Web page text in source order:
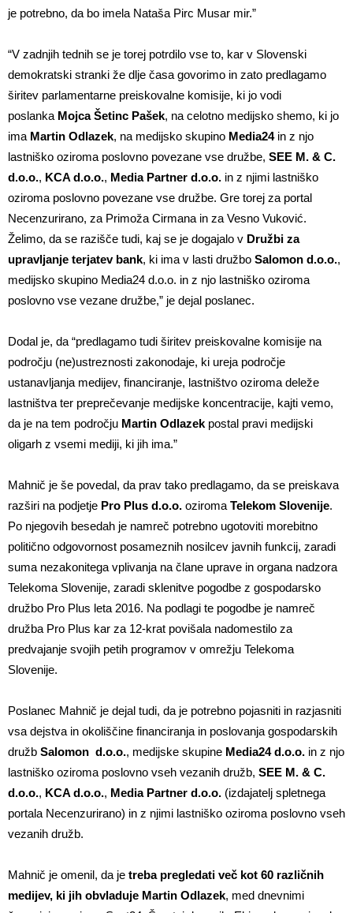
je potrebno, da bo imela Nataša Pirc Musar mir.”
“V zadnjih tednih se je torej potrdilo vse to, kar v Slovenski
demokratski stranki že dlje časa govorimo in zato predlagamo
širitev parlamentarne preiskovalne komisije, ki jo vodi
poslanka Mojca Šetinc Pašek, na celotno medijsko shemo, ki jo
ima Martin Odlazek, na medijsko skupino Media24in z njo
lastniško oziroma poslovno povezane vse družbe, SEE M. & C.
d.o.o., KCA d.o.o., Media Partner d.o.o. in z njimi lastniško
oziroma poslovno povezane vse družbe. Gre torej za portal
Necenzurirano, za Primoža Cirmana in za Vesno Vuković.
Želimo, da se razišče tudi, kaj se je dogajalo v Družbi za
upravljanje terjatev bank, ki ima v lasti družbo Salomon d.o.o.,
medijsko skupino Media24 d.o.o. in z njo lastniško oziroma
poslovno vse vezane družbe,” je dejal poslanec.
Dodal je, da “predlagamo tudi širitev preiskovalne komisije na
področju (ne)ustreznosti zakonodaje, ki ureja področje
ustanavljanja medijev, financiranje, lastništvo oziroma deleže
lastništva ter preprečevanje medijske koncentracije, kajti vemo,
da je na tem področju Martin Odlazek postal pravi medijski
oligarh z vsemi mediji, ki jih ima.”
Mahnič je še povedal, da prav tako predlagamo, da se preiskava
razširi na podjetje Pro Plus d.o.o. oziroma Telekom Slovenije.
Po njegovih besedah je namreč potrebno ugotoviti morebitno
politično odgovornost posameznih nosilcev javnih funkcij, zaradi
suma nezakonitega vplivanja na člane uprave in organa nadzora
Telekoma Slovenije, zaradi sklenitve pogodbe z gospodarsko
družbo Pro Plus leta 2016. Na podlagi te pogodbe je namreč
družba Pro Plus kar za 12-krat povišala nadomestilo za
predvajanje svojih petih programov v omrežju Telekoma
Slovenije.
Poslanec Mahnič je dejal tudi, da je potrebno pojasniti in razjasniti
vsa dejstva in okoliščine financiranja in poslovanja gospodarskih
družb Salomon d.o.o., medijske skupine Media24 d.o.o. in z njo
lastniško oziroma poslovno vseh vezanih družb, SEE M. & C.
d.o.o., KCA d.o.o., Media Partner d.o.o. (izdajatelj spletnega
portala Necenzurirano) in z njimi lastniško oziroma poslovno vseh
vezanih družb.
Mahnič je omenil, da je treba pregledati več kot 60 različnih
medijev, ki jih obvladuje Martin Odlazek, med dnevnimi